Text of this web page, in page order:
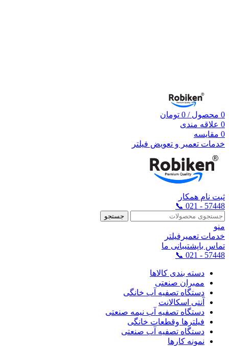
0 محصول /
0 تومان
0 علاقه مندی
0 مقایسه
خدمات تعمیر و تعویض فیلتر
ثبت نام همکار
57448 - 021 📞
جستجو
منو
خدمات تعمیرفیلتر
تماس باپشتیبانی ما
57448 - 021 📞
دسته بندی کالاها
ممبران صنعتی
دستگاه تصفیه آب خانگی
آنتی اسکالانت
دستگاه تصفیه آب نیمه صنعتی
فیلترها وقطعات خانگی
دستگاه تصفیه آب صنعتی
نمونه کارها